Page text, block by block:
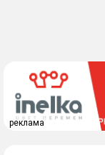
реклама